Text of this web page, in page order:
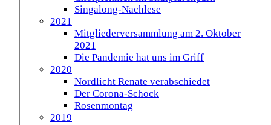
Singalong-Nachlese
2021
Mitgliederversammlung am 2. Oktober
2021
Die Pandemie hat uns im Griff
2020
Nordlicht Renate verabschiedet
Der Corona-Schock
Rosenmontag
2019